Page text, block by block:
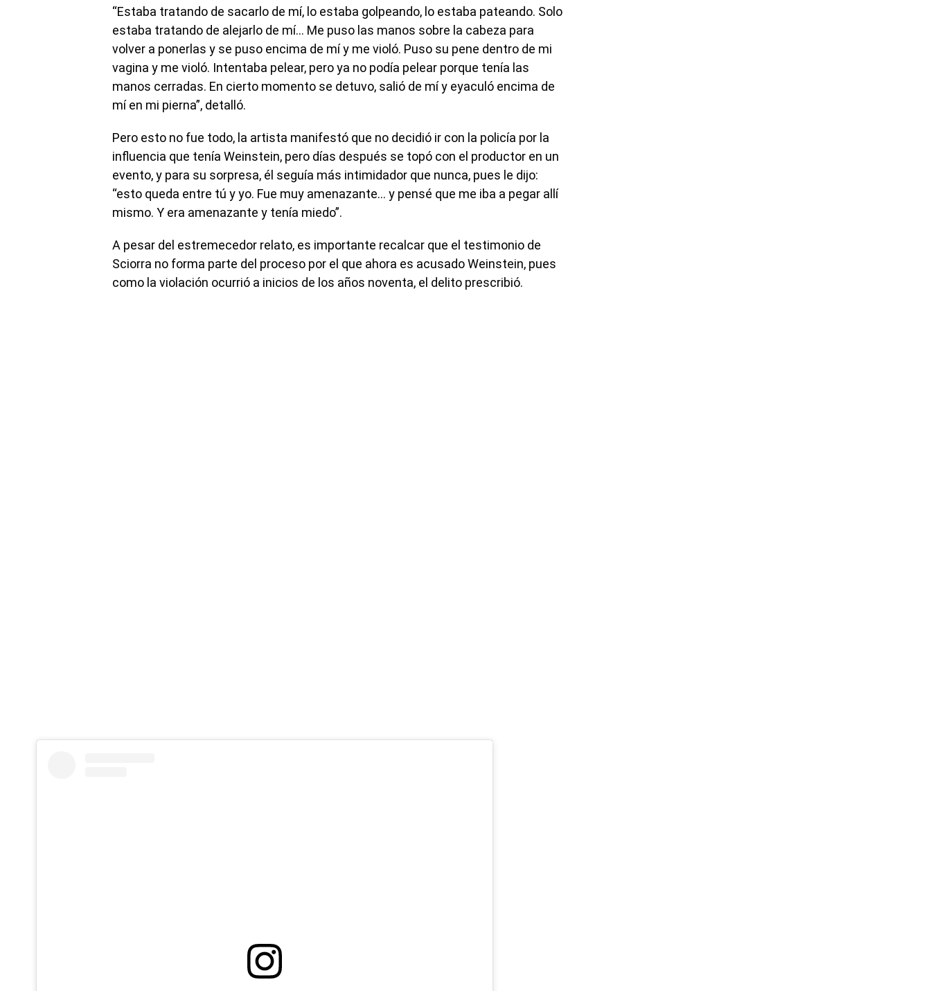
“Estaba tratando de sacarlo de mí, lo estaba golpeando, lo estaba pateando. Solo
estaba tratando de alejarlo de mí… Me puso las manos sobre la cabeza para
volver a ponerlas y se puso encima de mí y me violó. Puso su pene dentro de mi
vagina y me violó. Intentaba pelear, pero ya no podía pelear porque tenía las
manos cerradas. En cierto momento se detuvo, salió de mí y eyaculó encima de
mí en mi pierna”, detalló.
Pero esto no fue todo, la artista manifestó que no decidió ir con la policía por la
influencia que tenía Weinstein, pero días después se topó con el productor en un
evento, y para su sorpresa, él seguía más intimidador que nunca, pues le dijo:
“esto queda entre tú y yo. Fue muy amenazante… y pensé que me iba a pegar allí
mismo. Y era amenazante y tenía miedo”.
A pesar del estremecedor relato, es importante recalcar que el testimonio de
Sciorra no forma parte del proceso por el que ahora es acusado Weinstein, pues
como la violación ocurrió a inicios de los años noventa, el delito prescribió.